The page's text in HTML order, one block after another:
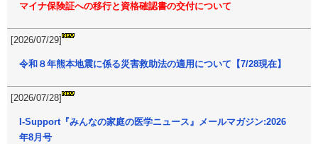
マイナ保険証への移行と資格確認書の交付について
[2026/07/29]
令和８年熊本地震に係る災害救助法の適用について【7/28現在】
[2026/07/28]
I-Support『みんなの家庭の医学ニュース』メールマガジン:2026
年8月号